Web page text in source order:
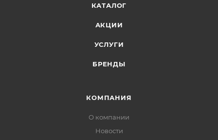
КАТАЛОГ
АКЦИИ
УСЛУГИ
БРЕНДЫ
КОМПАНИЯ
О компании
Новости